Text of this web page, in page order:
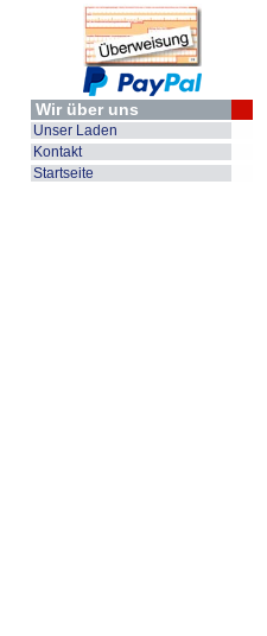
Wir über uns
Unser Laden
Kontakt
Startseite